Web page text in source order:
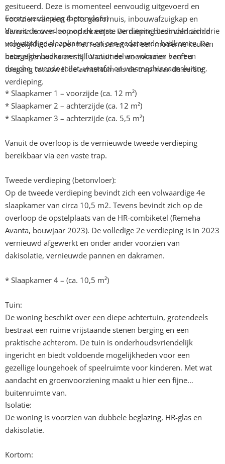
gesitueerd. Deze is momenteel eenvoudig uitgevoerd en
voorzien van een 4-pits gasfornuis, inbouwafzuigkap en
diverse boven- en onderkastjes. De ruimte biedt voldoende
mogelijkheden voor het realiseren van een moderne keuken
naar eigen wens en stijl. Vanuit de woonkamer heeft u
toegang tot zowel de achtertuin als de trap naar de eerste
verdieping.
Eerste verdieping (betonvloer)
Vanuit de overloop op de eerste verdieping bevinden zich drie
volwaardige slaapkamers en een gedateerde badkamer. De
betegelde badkamer is functioneel en voorzien van een
douche, tweede toilet, wastafel en wasmachineaansluiting.
* Slaapkamer 1 – voorzijde (ca. 12 m²)
* Slaapkamer 2 – achterzijde (ca. 12 m²)
* Slaapkamer 3 – achterzijde (ca. 5,5 m²)
Vanuit de overloop is de vernieuwde tweede verdieping
bereikbaar via een vaste trap.
Tweede verdieping (betonvloer):
Op de tweede verdieping bevindt zich een volwaardige 4e
slaapkamer van circa 10,5 m2. Tevens bevindt zich op de
overloop de opstelplaats van de HR-combiketel (Remeha
Avanta, bouwjaar 2023). De volledige 2e verdieping is in 2023
vernieuwd afgewerkt en onder ander voorzien van
dakisolatie, vernieuwde pannen en dakramen.
* Slaapkamer 4 – (ca. 10,5 m²)
Tuin:
De woning beschikt over een diepe achtertuin, grotendeels
bestraat een ruime vrijstaande stenen berging en een
praktische achterom. De tuin is onderhoudsvriendelijk
ingericht en biedt voldoende mogelijkheden voor een
gezellige loungehoek of speelruimte voor kinderen. Met wat
aandacht en groenvoorziening maakt u hier een fijne
buitenruimte van.
Isolatie:
De woning is voorzien van dubbele beglazing, HR-glas en
dakisolatie.
Kortom: